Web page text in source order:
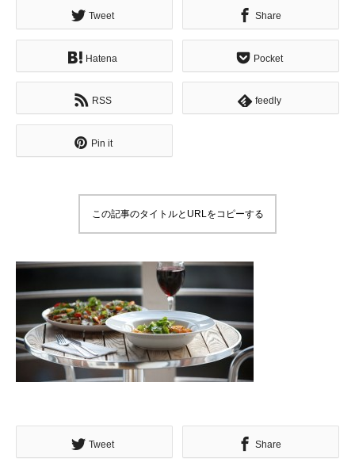
Tweet Share
Hatena Pocket
RSS feedly
Pin it
この記事のタイトルとURLをコピーする
Tweet Share